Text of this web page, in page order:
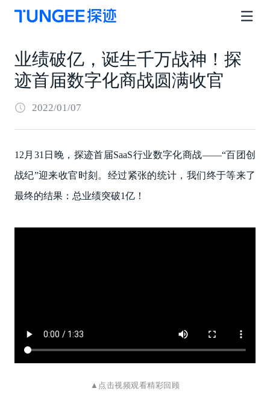
业绩破亿，诞生千万战神！探
迹首届数字化商战圆满收官
2022/01/07
12月31日晚，探迹首届SaaS行业数字化商战——“百团创
战纪”迎来收官时刻。经过紧张的统计，我们终于等来了
最终的结果：总业绩突破1亿！
▲点击视频观看精彩回顾